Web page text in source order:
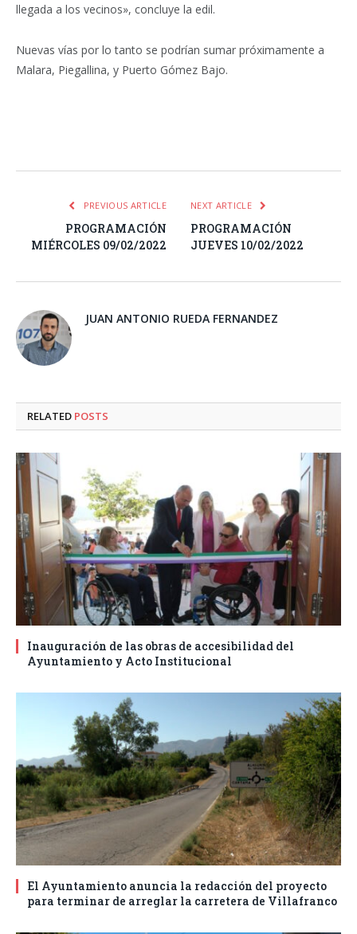
llegada a los vecinos», concluye la edil.
Nuevas vías por lo tanto se podrían sumar próximamente a
Malara, Piegallina, y Puerto Gómez Bajo.
PREVIOUS ARTICLE
PROGRAMACIÓN
MIÉRCOLES 09/02/2022
NEXT ARTICLE
PROGRAMACIÓN
JUEVES 10/02/2022
JUAN ANTONIO RUEDA FERNANDEZ
RELATED POSTS
Inauguración de las obras de accesibilidad del
Ayuntamiento y Acto Institucional
El Ayuntamiento anuncia la redacción del proyecto
para terminar de arreglar la carretera de Villafranco